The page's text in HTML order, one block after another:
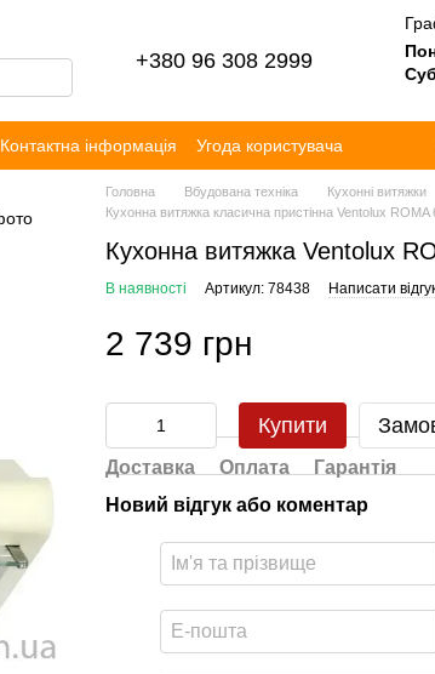
+380 96 308 2999
Контактна інформація
Угода користувача
Головна Вбудована техніка Кухонні витяжки
Кухонна витяжка класична пристінна Ventolux
Кухонна витяжка Ventolux
В наявності Артикул: 78438 Написати
2 739 грн
Купити
Доставка Оплата
Гарантія
Новий відгук або коментар